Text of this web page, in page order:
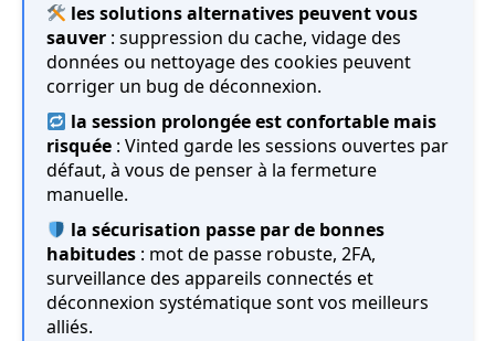
les solutions alternatives peuvent vous
sauver : suppression du cache, vidage des
données ou nettoyage des cookies peuvent
corriger un bug de déconnexion.
la session prolongée est confortable mais
risquée : Vinted garde les sessions ouvertes par
défaut, à vous de penser à la fermeture
manuelle.
la sécurisation passe par de bonnes
habitudes : mot de passe robuste, 2FA,
surveillance des appareils connectés et
déconnexion systématique sont vos meilleurs
alliés.